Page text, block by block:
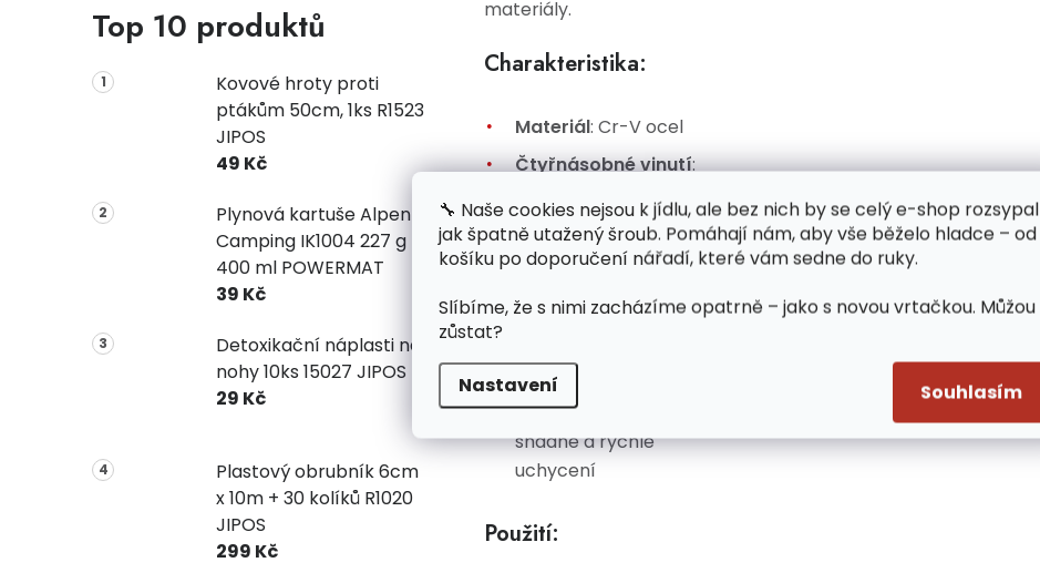
🔧 Naše cookies nejsou k jídlu, ale bez nich by se celý e-shop rozsypal
jak špatně utažený šroub. Pomáhají nám, aby vše běželo hladce – od
košíku po doporučení nářadí, které vám sedne do ruky.
Slíbíme, že s nimi zacházíme opatrně – jako s novou vrtačkou. Můžou
zůstat?
Nastavení Souhlasím
Top 10 produktů
Kovové hroty proti
ptákům 50cm, 1ks R1523
JIPOS
49 Kč
Plynová kartuše Alpen
Camping IK1004 227 g
400 ml POWERMAT
39 Kč
Detoxikační náplasti na
nohy 10ks 15027 JIPOS
29 Kč
Plastový obrubník 6cm
x 10m + 30 kolíků R1020
JIPOS
299 Kč
materiály.
Charakteristika:
Materiál: Cr-V ocel
Čtyřnásobné vinutí:
a efektivnější
odstraňování odpadu
slinutým karbidem:
životnost a vysoký výkon
Montáž
snadné a rychlé
uchycení
Použití: